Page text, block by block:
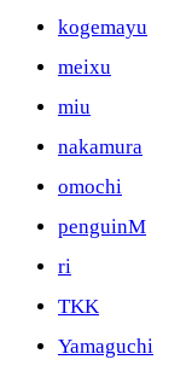
kogemayu
meixu
miu
nakamura
omochi
penguinM
ri
TKK
Yamaguchi